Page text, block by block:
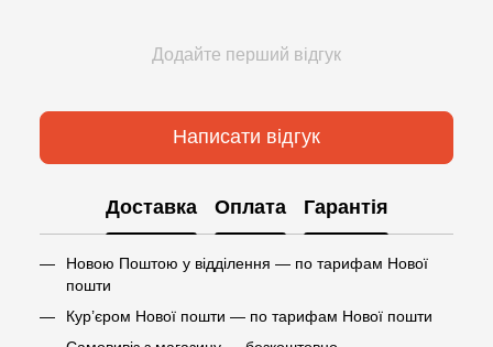
Додайте перший відгук
Написати відгук
Доставка Оплата Гарантія
Новою Поштою у відділення — по тарифам Нової
пошти
Кур’єром Нової пошти — по тарифам Нової пошти